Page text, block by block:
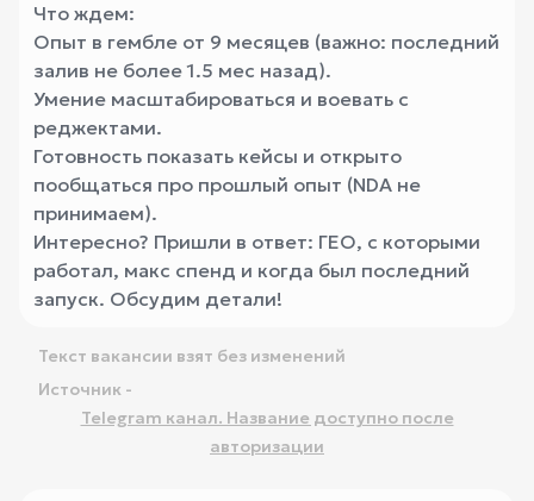
Что ждем:
Опыт в гембле от 9 месяцев (важно: последний
залив не более 1.5 мес назад).
Умение масштабироваться и воевать с
реджектами.
Готовность показать кейсы и открыто
пообщаться про прошлый опыт (NDA не
принимаем).
Интересно? Пришли в ответ: ГЕО, с которыми
работал, макс спенд и когда был последний
запуск. Обсудим детали!
Текст вакансии взят без изменений
Источник -
Telegram канал. Название доступно после
авторизации